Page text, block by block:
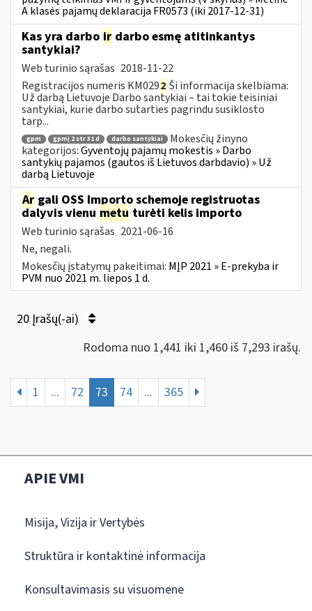
A klasės pajamų deklaracija FR0573 (iki 2017-12-31)
Kas yra darbo ir darbo esmę atitinkantys
santykiai?
Web turinio sąrašas 2018-11-22
Registracijos numeris KM0292 Ši informacija skelbiama:
Už darbą Lietuvoje Darbo santykiai – tai tokie teisiniai
santykiai, kurie darbo sutarties pagrindu susiklosto
tarp...
gpm gpmį 2 str 31 d darbo santykiai
Mokesčių žinyno
kategorijos:Gyventojų pajamų mokestis » Darbo
santykių pajamos (gautos iš Lietuvos darbdavio) » Už
darbą Lietuvoje
Ar gali OSS Importo schemoje registruotas
dalyvis vienu metu turėti kelis importo
Web turinio sąrašas 2021-06-16
Ne, negali.
Mokesčių įstatymų pakeitimai: MĮP 2021 » E-prekyba ir
PVM nuo 2021 m. liepos 1 d.
20 Įrašų(-ai)
Rodoma nuo 1,441 iki 1,460 iš 7,293 irašų.
1 ... 72 73 74 ... 365
APIE VMI
Misija, Vizija ir Vertybės
Struktūra ir kontaktinė informacija
Konsultavimasis su visuomene